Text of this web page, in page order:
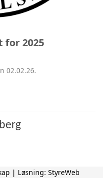
2025
02.02.26.
| Løsning: StyreWeb